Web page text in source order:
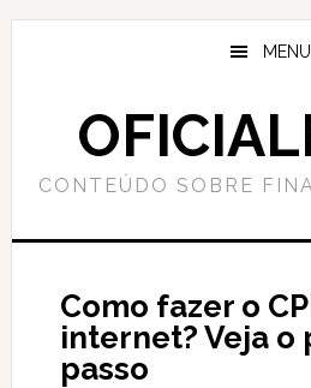
Skip
Skip
MENU
CONTEÚDO SOBRE
Como fazer o
internet? Veja o
passo